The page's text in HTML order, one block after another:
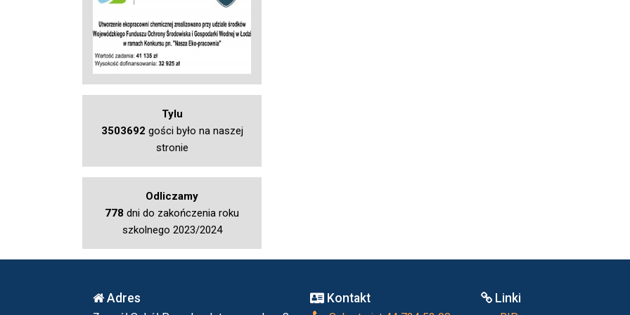
Tylu
3503692 gości było na naszej
stronie
Odliczamy
778 dni do zakończenia roku
szkolnego 2023/2024
Adres Kontakt Linki